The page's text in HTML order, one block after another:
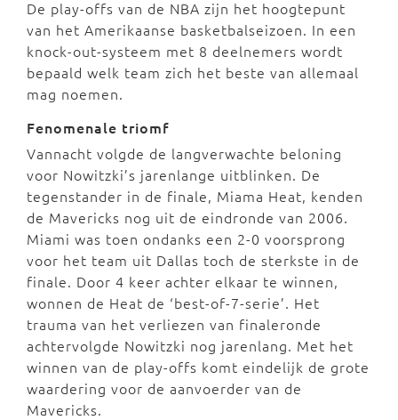
De play-offs van de NBA zijn het hoogtepunt
van het Amerikaanse basketbalseizoen. In een
knock-out-systeem met 8 deelnemers wordt
bepaald welk team zich het beste van allemaal
mag noemen.
Fenomenale triomf
Vannacht volgde de langverwachte beloning
voor Nowitzki’s jarenlange uitblinken. De
tegenstander in de finale, Miama Heat, kenden
de Mavericks nog uit de eindronde van 2006.
Miami was toen ondanks een 2-0 voorsprong
voor het team uit Dallas toch de sterkste in de
finale. Door 4 keer achter elkaar te winnen,
wonnen de Heat de ‘best-of-7-serie’. Het
trauma van het verliezen van finaleronde
achtervolgde Nowitzki nog jarenlang. Met het
winnen van de play-offs komt eindelijk de grote
waardering voor de aanvoerder van de
Mavericks.